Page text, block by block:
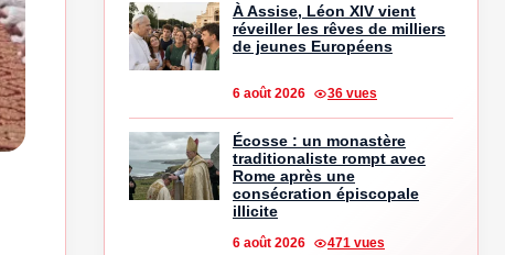
À Assise, Léon XIV vient
réveiller les rêves de milliers
de jeunes Européens
6 août 2026 36 vues
Écosse : un monastère
traditionaliste rompt avec
Rome après une
consécration épiscopale
illicite
6 août 2026 471 vues